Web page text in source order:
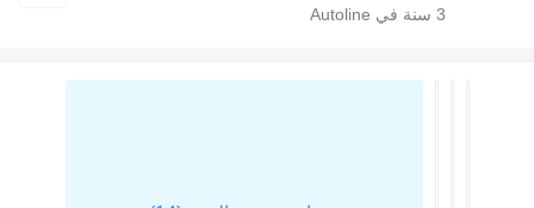
سنة في Autoline